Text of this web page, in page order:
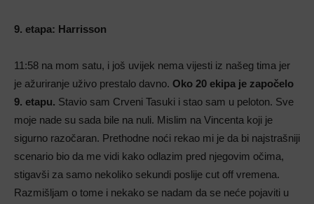
9. etapa: Harrisson
11:58 na mom satu, i još uvijek nema vijesti iz našeg tima jer
je ažuriranje uživo prestalo davno. Oko 20 ekipa je započelo
9. etapu. Stavio sam Crveni Tasuki i stao sam u peloton. Sve
moje nade su sada bile na nuli. Mislim na Vincenta koji je
sigurno razočaran. Prethodne noći rekao mi je da bi najstrašniji
scenario bio da me vidi kako odlazim pred njegovim očima,
stigavši za samo nekoliko sekundi poslije cut off vremena.
Razmišljam o tome i nekako se nadam da se neće pojaviti u